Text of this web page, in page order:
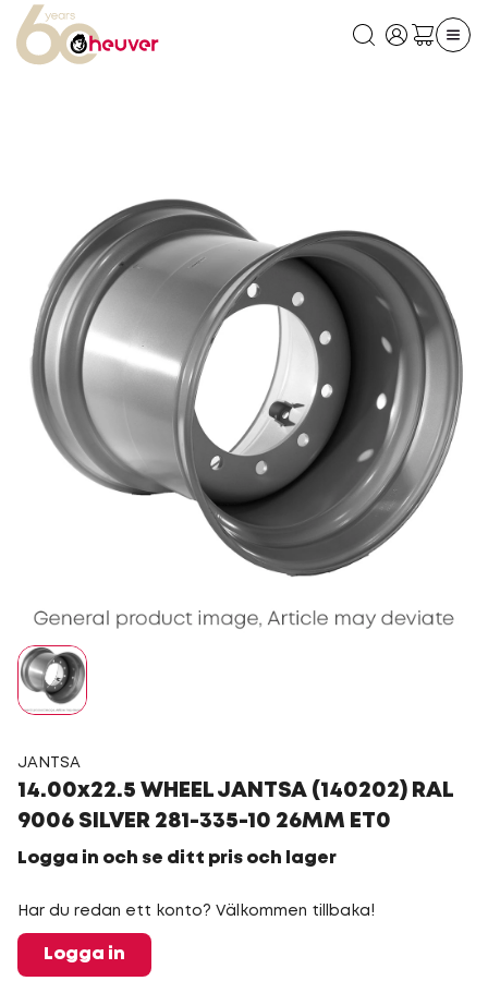
JANTSA
14.00x22.5 WHEEL JANTSA (140202) RAL
9006 SILVER 281-335-10 26MM ET0
Logga in och se ditt pris och lager
Har du redan ett konto? Välkommen tillbaka!
Logga in